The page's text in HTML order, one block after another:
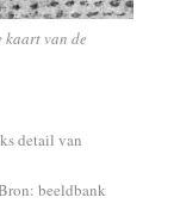
kaart van de
detail van
beeldbank